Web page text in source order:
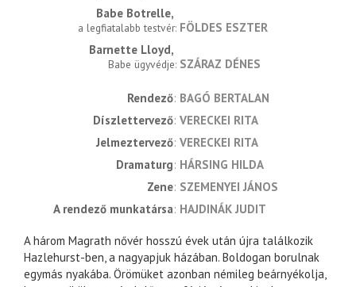
Babe Botrelle
a legfiatalabb testvér FÖLDES ESZTER
Barnette Lloyd
Babe ügyvédje SZÁRAZ DÉNES
rendező BAGÓ BERTALAN
díszlettervező VERECKEI RITA
jelmeztervező VERECKEI RITA
dramaturg HÁRSING HILDA
zene SZEMENYEI JÁNOS
a rendező munkatársa HAJDINÁK JUDIT
A három Magrath nővér hosszú évek után újra találkozik
Hazlehurst-ben, a nagyapjuk házában. Boldogan borulnak
egymás nyakába. Örömüket azonban némileg beárnyékolja,